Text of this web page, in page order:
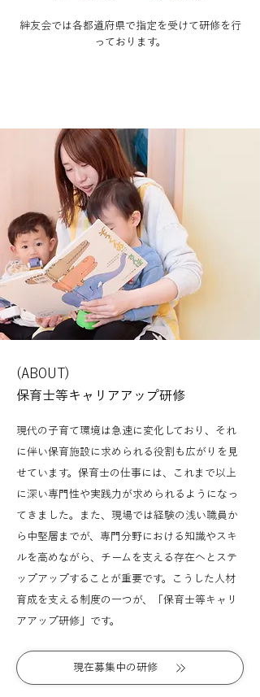
絆友会では各都道府県で指定を受けて研修を行
っております。
(ABOUT)
保育士等キャリアアップ研修
現代の子育て環境は急速に変化しており、それ
に伴い保育施設に求められる役割も広がりを見
せています。保育士の仕事には、これまで以上
に深い専門性や実践力が求められるようになっ
てきました。また、現場では経験の浅い職員か
ら中堅層までが、専門分野における知識やスキ
ルを高めながら、チームを支える存在へとステ
ップアップすることが重要です。こうした人材
育成を支える制度の一つが、「保育士等キャリ
アアップ研修」です。
現在募集中の研修